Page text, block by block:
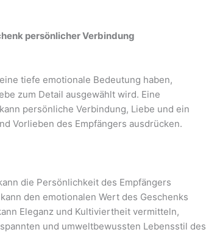
persönlicher Verbindung
tiefe emotionale Bedeutung haben,
zum Detail ausgewählt wird. Eine
persönliche Verbindung, Liebe und ein
Vorlieben des Empfängers ausdrücken.
die Persönlichkeit des Empfängers
den emotionalen Wert des Geschenks
Eleganz und Kultiviertheit vermitteln,
und umweltbewussten Lebensstil des